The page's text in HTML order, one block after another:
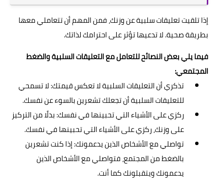
إذا تلقيت تعليقات سلبية عن وزنك، فمن المهم أن تتعاملي معها
بطريقة صحية. لا تدعيها تؤثر على احترامك لذاتك.
فيما يلي بعض النصائح للتعامل مع التعليقات السلبية والضغط
المجتمعي:
تذكري أن التعليقات السلبية لا تعكس قيمتك: لا تسمحي
للتعليقات السلبية أن تجعلك تشعرين بالسوء عن نفسك.
ركزي على الأشياء التي تحبينها في نفسك: بدلًا من التركيز
على وزنك، ركزي على الأشياء التي تحبينها في نفسك.
تواصلي مع الأشخاص الذين يدعمونك: إذا كنت تشعرين
بالضغط من المجتمع، فتواصلي مع الأشخاص الذين
يدعمونك ويتقبلونك كما أنت.